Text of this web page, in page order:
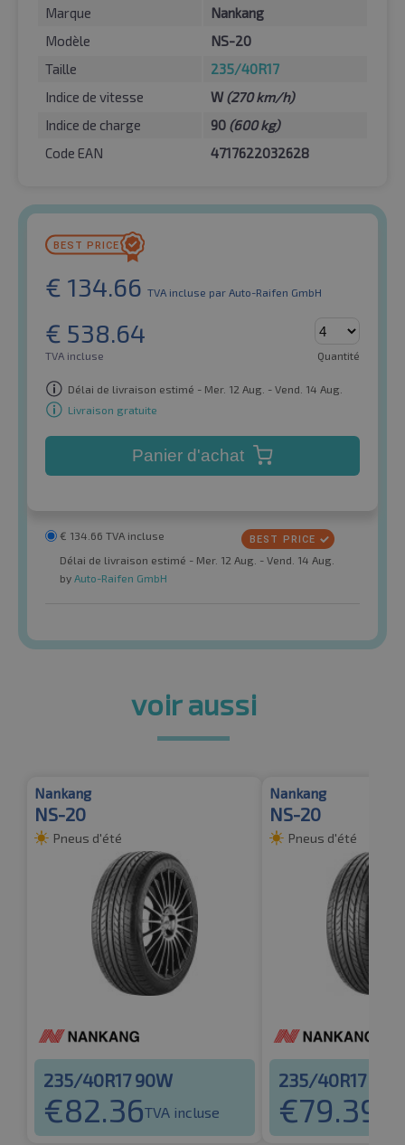
Marque
Nankang
Modèle
NS-20
Taille
235/40R17
Indice de vitesse
W (270 km/h)
Indice de charge
90 (600 kg)
Code EAN
4717622032628
€ 134.66 TVA incluse par Auto-Raifen GmbH
€ 538.64
TVA incluse Quantité
Délai de livraison estimé - Mer. 12 Aug. - Vend. 14 Aug.
Livraison gratuite
Panier d'achat
€ 134.66 TVA incluse
Délai de livraison estimé - Mer. 12 Aug. - Vend. 14 Aug.
by Auto-Raifen GmbH
voir aussi
Nankang
NS-20
Pneus d'été
235/40R17 90W
€82.36TVA incluse
Nankang
NS-20
Pneus d'été
235/40R17 90V
€79.39